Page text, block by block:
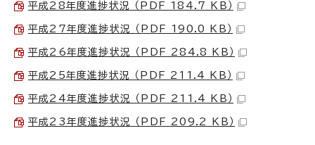
平成28年度進捗状況 （PDF 184.7 KB）
平成27年度進捗状況 （PDF 190.0 KB）
平成26年度進捗状況 （PDF 284.8 KB）
平成25年度進捗状況 （PDF 211.4 KB）
平成24年度進捗状況 （PDF 211.4 KB）
平成23年度進捗状況 （PDF 209.2 KB）